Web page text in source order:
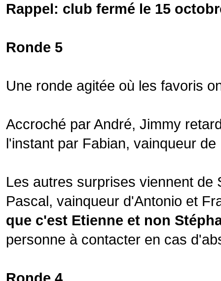
Rappel: club fermé le 15
Ronde 5
Une ronde agitée où les favoris
Accroché par André, Jimmy
l'instant par Fabian, vainqueur
Les autres surprises viennent de
Pascal, vainqueur d'Antonio et
que c'est Etienne et non
personne à contacter en cas